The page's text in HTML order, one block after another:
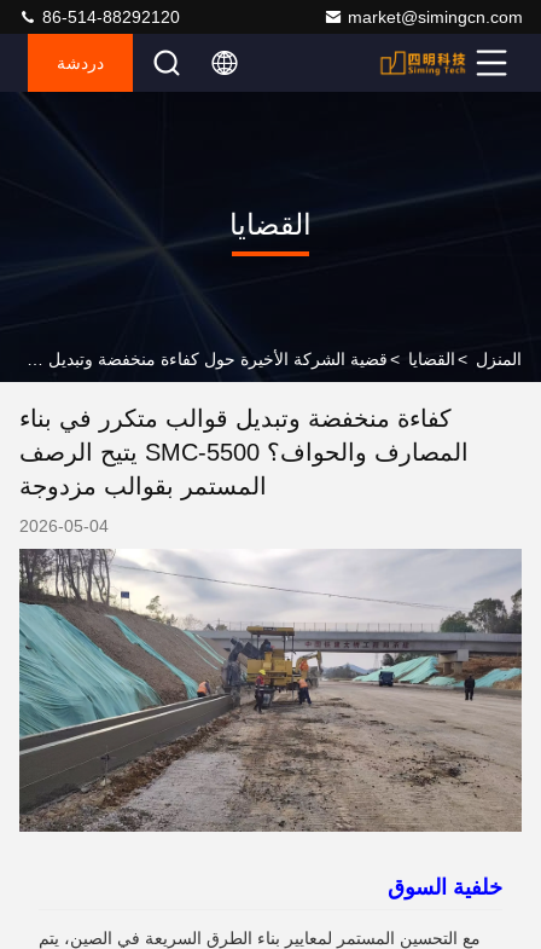
market@simingcn.com
86-514-88292120
دردشة
القضايا
المنزل >القضايا >
كفاءة منخفضة وتبديل قوالب متكرر في بناء
المصارف والحواف؟ SMC-5500 يتيح الرصف
المستمر بقوالب مزدوجة
2026-05-04
خلفية السوق
مع التحسين المستمر لمعايير بناء الطرق السريعة في الصين، يتم